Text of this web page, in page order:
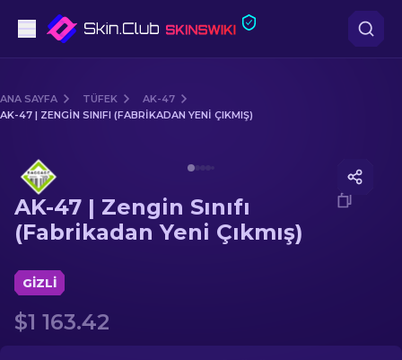
Orta seviye
Dürbünlü Tüfek
Eldiven
ANA SAYFA TÜFEK
AK-47
AK-47 | ZENGIN SINIFI (FABRIKADAN YENI ÇIKMIŞ)
AK-47 | Zengin Sınıfı
(Fabrikadan Yeni Çıkmış)
GIZLI
$1 163.42